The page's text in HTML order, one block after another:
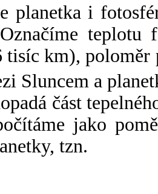
planetka i
tisíc km),
Sluncem a
část
jako
tzn.